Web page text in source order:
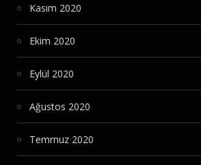
Kasım 2020
Ekim 2020
Eylül 2020
Ağustos 2020
Temmuz 2020